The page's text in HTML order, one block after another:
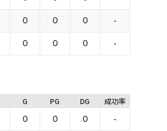
0 0 0 -
0 0 0 -
G PG DG 成功率
0 0 0 -